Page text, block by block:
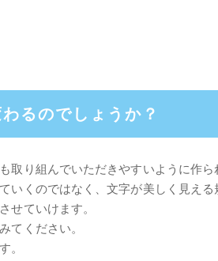
るのでしょうか？
取り組んでいただきやすいように作ら
いくのではなく、文字が美しく見え
せていけます。
てください。
。